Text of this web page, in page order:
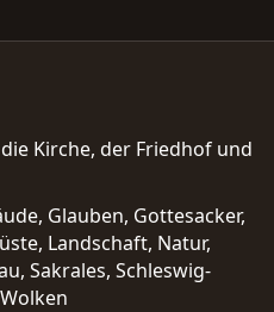
Kirche, der Friedhof und
Glauben, Gottesacker,
Landschaft, Natur,
Sakrales, Schleswig-